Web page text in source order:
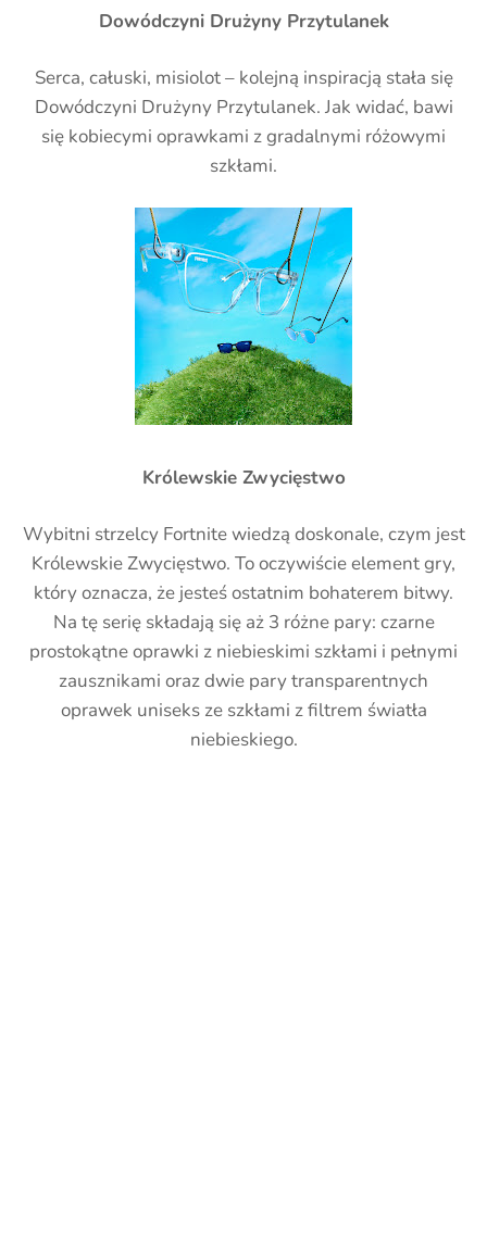
Dowódczyni Drużyny Przytulanek
Serca, całuski, misiolot – kolejną inspiracją stała się
Dowódczyni Drużyny Przytulanek. Jak widać, bawi
się kobiecymi oprawkami z gradalnymi różowymi
szkłami.
Królewskie Zwycięstwo
Wybitni strzelcy Fortnite wiedzą doskonale, czym jest
Królewskie Zwycięstwo. To oczywiście element gry,
który oznacza, że jesteś ostatnim bohaterem bitwy.
Na tę serię składają się aż 3 różne pary: czarne
prostokątne oprawki z niebieskimi szkłami i pełnymi
zausznikami oraz dwie pary transparentnych
oprawek uniseks ze szkłami z filtrem światła
niebieskiego.